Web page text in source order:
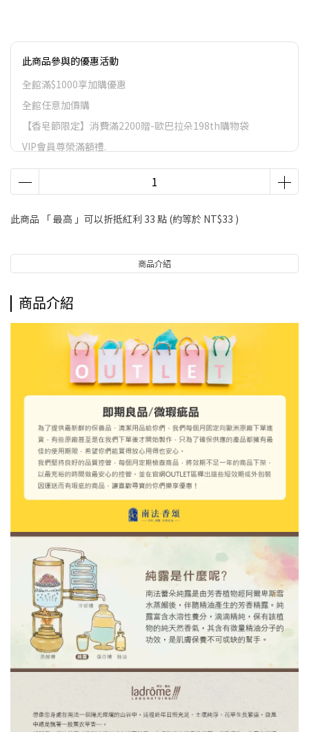
此商品參與的優惠活動
全館滿$1000享加購優惠
全館任意加價購
【香皂節限定】消費滿2200贈-歐巴拉朵198th購物袋
VIP會員尊榮滿額禮.
VIP會員尊榮滿額禮
此商品 「 最高 」可以折抵紅利 33 點 (約等於 NT$33 )
商品介紹
商品介紹